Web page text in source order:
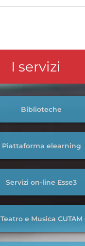
I servizi
Biblioteche
Piattaforma elearning
Servizi on-line Esse3
Teatro e Musica CUTAM